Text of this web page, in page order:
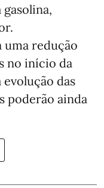
uma redução
no início da
evolução das
poderão ainda